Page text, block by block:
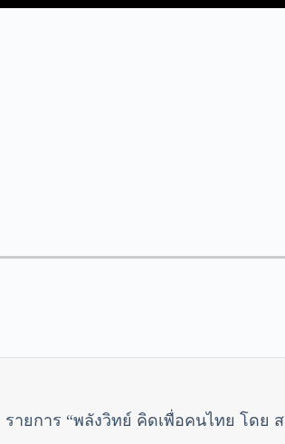
รายการ “พลังวิทย์ คิดเพื่อคนไทย โดย